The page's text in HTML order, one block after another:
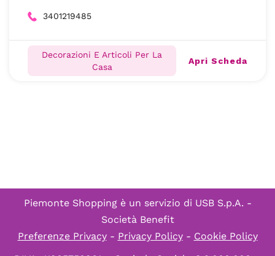
3401219485
Decorazioni E Articoli Per La
Casa
Apri Scheda
Piemonte Shopping è un servizio di USB S.p.A. -
Società Benefit
Preferenze Privacy- Privacy Policy- Cookie Policy